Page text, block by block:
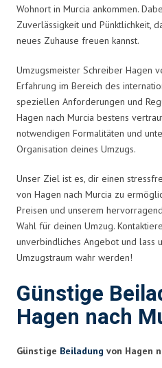
Wohnort in Murcia ankommen.
Zuverlässigkeit und Pünktlichkeit,
neues Zuhause freuen kannst.
Umzugsmeister Schreiber Hagen
Erfahrung im Bereich des
speziellen Anforderungen und
Hagen nach Murcia bestens
notwendigen Formalitäten und
Organisation deines Umzugs.
Unser Ziel ist es, dir einen
von Hagen nach Murcia zu
Preisen und unserem
Wahl für deinen Umzug.
unverbindliches Angebot und lass
Umzugstraum wahr werden!
Günstige
Hagen nach
Günstige Beiladung von Hagen